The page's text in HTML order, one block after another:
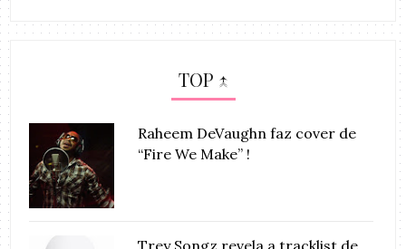
TOP ↑
Raheem DeVaughn faz cover de
“Fire We Make” !
Trey Songz revela a tracklist de